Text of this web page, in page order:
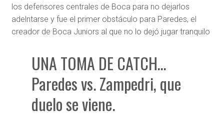
los defensores centrales de Boca para no dejarlos
adelntarse y fue el primer obstáculo para Paredes, el
creador de Boca Juniors al que no lo dejó jugar tranquilo
UNA TOMA DE CATCH…
Paredes vs. Zampedri, que
duelo se viene.